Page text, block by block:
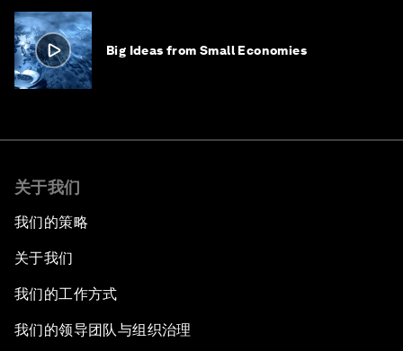
Big Ideas from Small Economies
关于我们
我们的策略
关于我们
我们的工作方式
我们的领导团队与组织治理